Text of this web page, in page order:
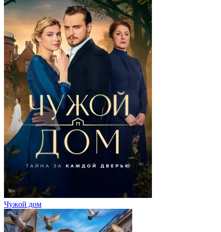
Чужой дом